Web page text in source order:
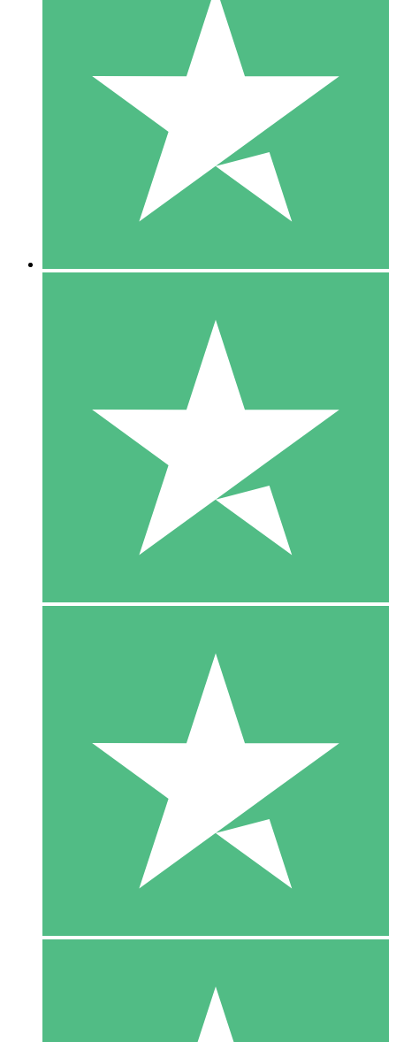
Pacchetti di Crediti Individuali
Paga a consumo con crediti di download. Nessun impegno
1 Download
10
US$1500
10 Download
20